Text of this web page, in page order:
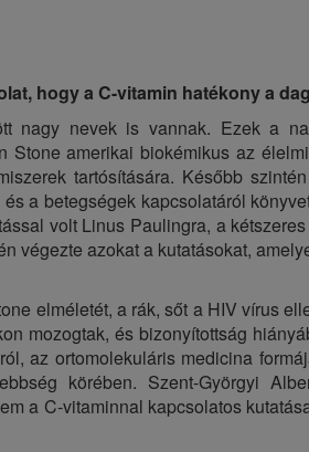
hogy a C-vitamin hatékony a
nagy nevek is vannak. Ezek a
Stone amerikai biokémikus az
tartósítására. Később
a betegségek kapcsolatáról
volt Linus Paulingra, a
végezte azokat a kutatásokat,
elméletét, a rák, sőt a HIV vírus
mozogtak, és bizonyítottság
az ortomolekuláris medicina
körében. Szent-Györgyi
a C-vitaminnal kapcsolatos